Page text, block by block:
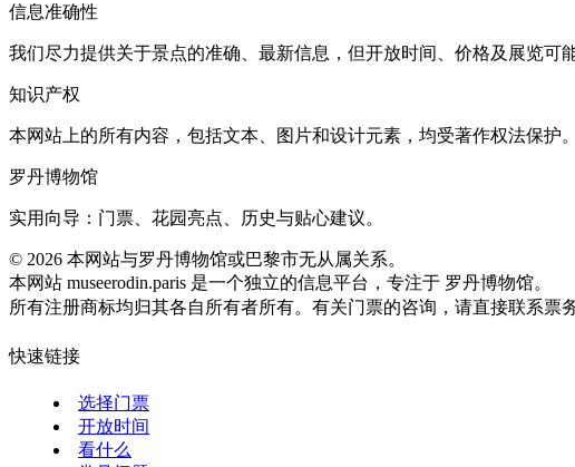
信息准确性
我们尽力提供关于景点的准确、最新信息，但开放时间、价格及展览可
知识产权
本网站上的所有内容，包括文本、图片和设计元素，均受著作权法保护
罗丹博物馆
实用向导：门票、花园亮点、历史与贴心建议。
© 2026 本网站与罗丹博物馆或巴黎市无从属关系。
本网站 museerodin.paris 是一个独立的信息平台，专注于 罗丹博物馆。
所有注册商标均归其各自所有者所有。有关门票的咨询，请直接联系票
快速链接
选择门票
开放时间
看什么